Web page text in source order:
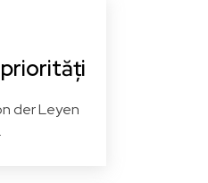
priorități
der Leyen